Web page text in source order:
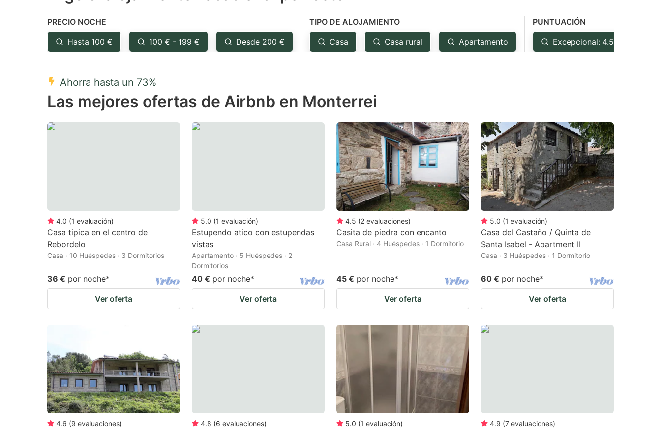
question
mark
key
get
the
keyboard
mark
key
the
PRECIO NOCHE
Hasta 100 € 100 € - 199 € Desde 200 €
TIPO DE ALOJAMIENTO
Casa Casa rural Apartamento
PUNTUACIÓN
Excepcional: 4.5+
Ahorra hasta un 73%
Las mejores ofertas de Airbnb en Monterrei
4.0 (1 evaluación)
Casa tipica en el centro de
Rebordelo
Casa · 10 Huéspedes · 3 Dormitorios
36 € por noche*
Ver oferta
5.0 (1 evaluación)
Estupendo atico con estupendas
vistas
Apartamento · 5 Huéspedes · 2
Dormitorios
40 € por noche*
Ver oferta
4.5 (2 evaluaciones)
Casita de piedra con encanto
Casa Rural · 4 Huéspedes · 1 Dormitorio
45 € por noche*
Ver oferta
5.0 (1 evaluación)
Casa del Castaño / Quinta de
Santa Isabel - Apartment II
Casa · 3 Huéspedes · 1 Dormitorio
60 € por noche*
Ver oferta
4.6 (9 evaluaciones) 4.8 (6 evaluaciones) 5.0 (1 evaluación) 4.9 (7 evaluaciones)